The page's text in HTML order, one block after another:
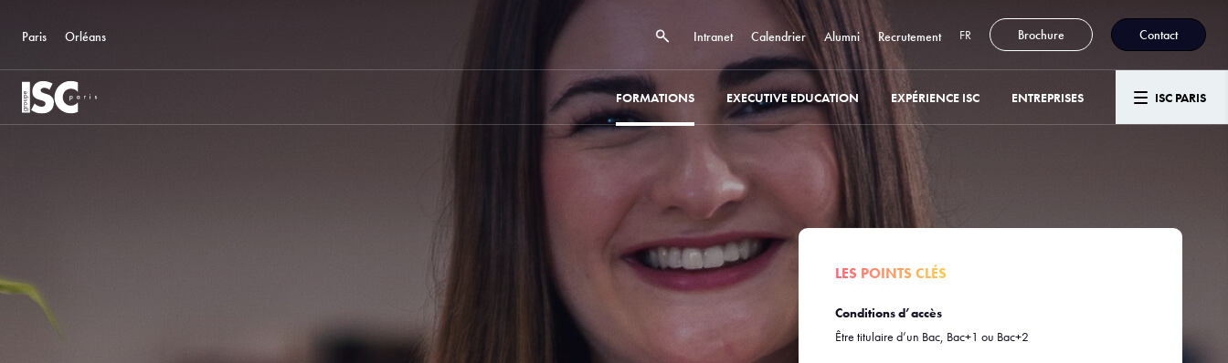
Paris Orléans Intranet Calendrier Alumni Recrutement FR Brochure Contact
FORMATIONS EXECUTIVE EDUCATION EXPÉRIENCE ISC ENTREPRISES ISC PARIS
LES POINTS CLÉS
Conditions d’accès
Être titulaire d’un Bac, Bac+1 ou Bac+2